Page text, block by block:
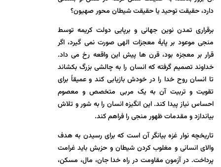
دارد، حقیقت توحید یا حقیقت شیطان محور صهیون؟
برقراری تمدن نوین جهانی و برپایی دولت کریمه توسط
منجی موعود بر پایۀ معجزات الهی صورت نمی گیرد، اگر
قرار بر معجزه بود، قرن ها پیش این واقعه رخ می داد.
خداوند تصمیم گرفته که انسان را به چالشی بزرگ بکشاند
تا انسان روح خدا را در خودش بازیابی کند و عمیقاً برای
تقویت و تربیت آن به یک مربی متخصص و معصوم
احساس نیاز پیدا کند. این انگیزه انسان را به شور و تلاش
بیاندازد و مقدمات ظهور منجی را فراهم کند.
تاریخچه نوار غزه بیانگر آن است که برای رسیدن به هدف
والای انسانی و مغلوب کردن شیطان و حزبش باید غرامت
پرداخت. در آزمون مقاومت در راه خدا جان، مال، مسکن،